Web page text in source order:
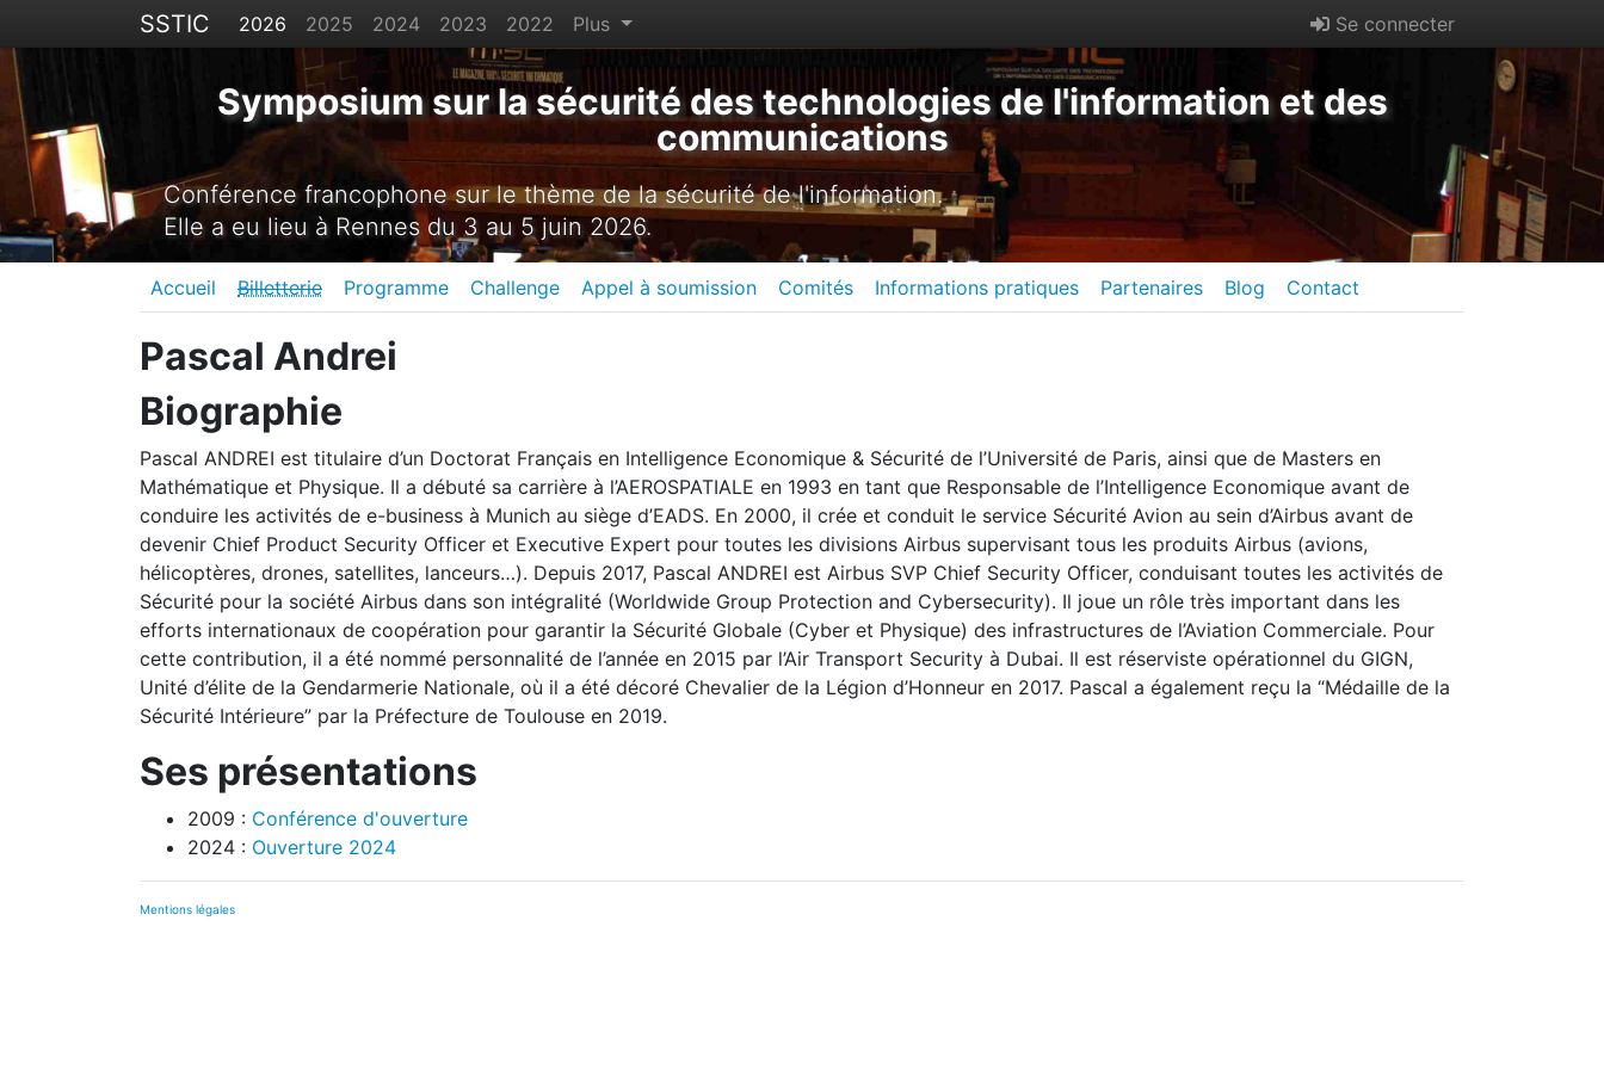
SSTIC 2026 2025 2024 2023 2022 Plus Se connecter
Symposium sur la sécurité des technologies de l'information et des
communications
Conférence francophone sur le thème de la sécurité de l'information.
Elle a eu lieu à Rennes du 3 au 5 juin 2026.
Accueil Billetterie Programme Challenge Appel à soumission Comités Informations pratiques Partenaires Blog Contact
Pascal Andrei
Biographie
Pascal ANDREI est titulaire d’un Doctorat Français en Intelligence Economique & Sécurité de l’Université de Paris, ainsi que de Masters en
Mathématique et Physique. Il a débuté sa carrière à l’AEROSPATIALE en 1993 en tant que Responsable de l’Intelligence Economique avant de
conduire les activités de e-business à Munich au siège d’EADS. En 2000, il crée et conduit le service Sécurité Avion au sein d’Airbus avant de
devenir Chief Product Security Officer et Executive Expert pour toutes les divisions Airbus supervisant tous les produits Airbus (avions,
hélicoptères, drones, satellites, lanceurs…). Depuis 2017, Pascal ANDREI est Airbus SVP Chief Security Officer, conduisant toutes les activités de
Sécurité pour la société Airbus dans son intégralité (Worldwide Group Protection and Cybersecurity). Il joue un rôle très important dans les
efforts internationaux de coopération pour garantir la Sécurité Globale (Cyber et Physique) des infrastructures de l’Aviation Commerciale. Pour
cette contribution, il a été nommé personnalité de l’année en 2015 par l’Air Transport Security à Dubai. Il est réserviste opérationnel du GIGN,
Unité d’élite de la Gendarmerie Nationale, où il a été décoré Chevalier de la Légion d’Honneur en 2017. Pascal a également reçu la “Médaille de la
Sécurité Intérieure” par la Préfecture de Toulouse en 2019.
Ses présentations
2009 : Conférence d'ouverture
2024 : Ouverture 2024
Mentions légales